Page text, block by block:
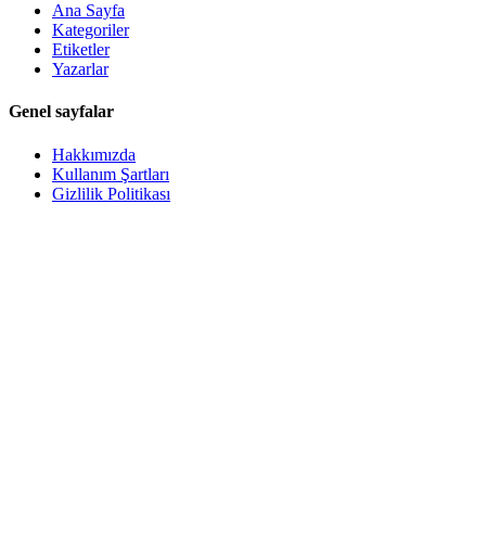
Ana Sayfa
Kategoriler
Etiketler
Yazarlar
Genel sayfalar
Hakkımızda
Kullanım Şartları
Gizlilik Politikası